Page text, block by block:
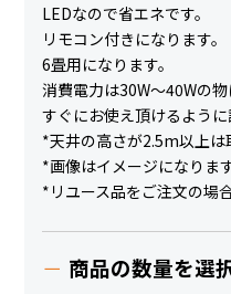
LEDなので省エネです。
リモコン付きになります。
6畳用になります。
消費電力は30W～40Wの物
すぐにお使え頂けるように
*天井の高さが2.5m以上は
*画像はイメージになります
*リユース品をご注文の場
商品の数量を選